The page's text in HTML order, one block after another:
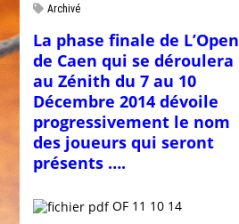
Archivé
La phase finale de L’Open
de Caen qui se déroulera
au Zénith du 7 au 10
Décembre 2014 dévoile
progressivement le nom
des joueurs qui seront
présents ….
OF 11 10 14